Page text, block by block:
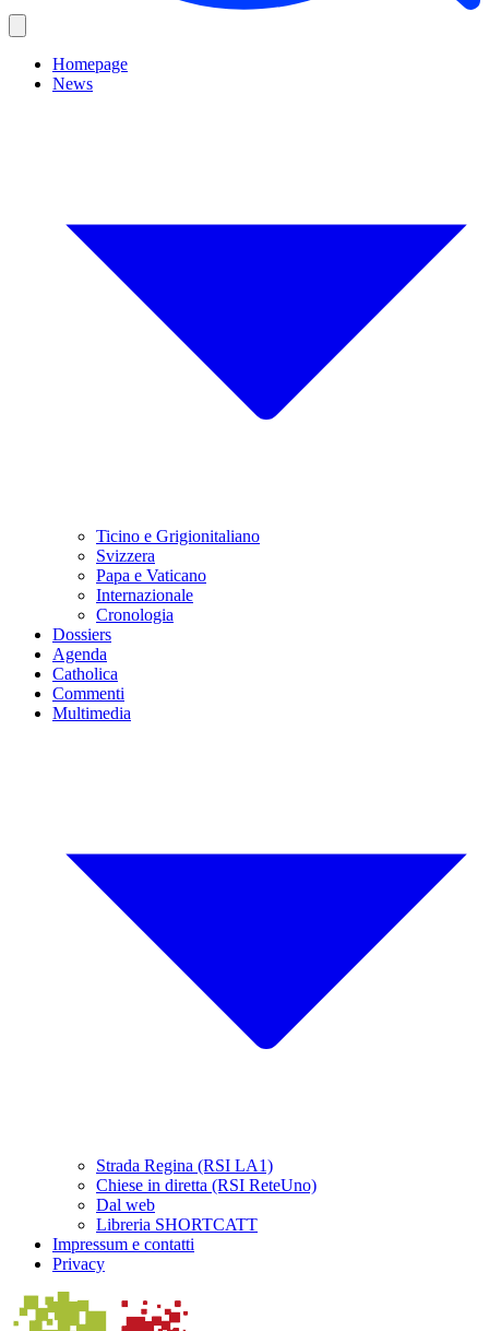
Homepage
News
Ticino e Grigionitaliano
Svizzera
Papa e Vaticano
Internazionale
Cronologia
Dossiers
Agenda
Catholica
Commenti
Multimedia
Strada Regina (RSI LA1)
Chiese in diretta (RSI ReteUno)
Dal web
Libreria SHORTCATT
Impressum e contatti
Privacy